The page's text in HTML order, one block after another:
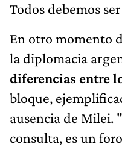
Todos debemos
En otro momento
la diplomacia
diferencias entre
bloque,
ausencia de Milei.
consulta, es un